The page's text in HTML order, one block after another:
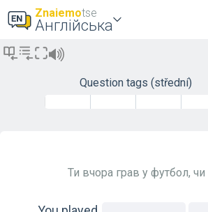
Znaiemotse
Англійська
Question tags (střední)
Ти вчора грав у футбол, чи